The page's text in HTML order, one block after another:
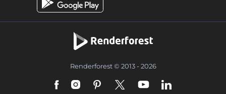
Renderforest © 2013 - 2026